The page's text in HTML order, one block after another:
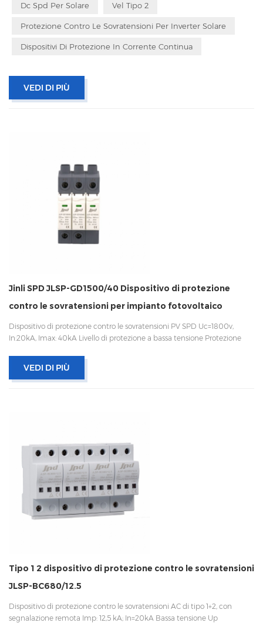
Dc Spd Per Solare Vel Tipo 2
Protezione Contro Le Sovratensioni Per Inverter Solare
Dispositivi Di Protezione In Corrente Continua
VEDI DI PIÙ
Jinli SPD JLSP-GD1500/40 Dispositivo di protezione
contro le sovratensioni per impianto fotovoltaico
Dispositivo di protezione contro le sovratensioni PV SPD Uc=1800v, ​​
In:20kA, Imax: 40kA Livello di protezione a bassa tensione Protezione
OEM/ODM accettabile
VEDI DI PIÙ
Tipo 1 2 dispositivo di protezione contro le sovratensioni
JLSP-BC680/12.5
Dispositivo di protezione contro le sovratensioni AC di tipo 1+2, con
segnalazione remota Imp: 12,5 kA; In=20kA Bassa tensione Up